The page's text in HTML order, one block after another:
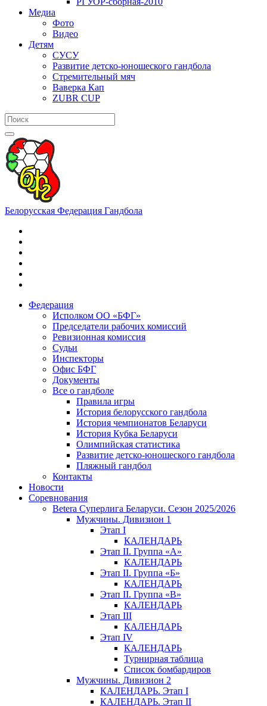
Медиа
Фото
Видео
Детям
СУСУ
Развитие детско-юношеского гандбола
Стремительный мяч
Ваверка Кап
ZUBR CUP
Белорусская Федерация Гандбола
Федерация
Исполком ОО «БФГ»
Председатели рабочих комиссий
Ревизионная комиссия
Судьи
Инспекторы
Офис БФГ
Документы
Все о гандболе
Правила игры
История белорусского гандбола
История чемпионатов Беларуси
История Кубка Беларуси
Олимпийская статистика
Развитие детско-юношеского гандбола
Пляжный гандбол
Контакты
Новости
Соревнования
Betera Суперлига Беларуси. Сезон 2025/2026
Мужчины. Дивизион 1
Этап I
КАЛЕНДАРЬ
Этап II. Группа «А»
КАЛЕНДАРЬ
Этап II. Группа «Б»
КАЛЕНДАРЬ
Этап II. Группа «В»
КАЛЕНДАРЬ
Этап III
КАЛЕНДАРЬ
Этап IV
КАЛЕНДАРЬ
Турнирная таблица
Список бомбардиров
Мужчины. Дивизион 2
КАЛЕНДАРЬ. Этап I
КАЛЕНДАРЬ. Этап II